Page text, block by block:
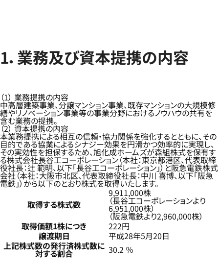
1．業務及び資本提携の内容
（1） 業務提携の内容
中高層建築事業、分譲マンション事業、既存マンションの大規模修
繕やリノベーション事業等の事業分野におけるノウハウの共有を
含む業務の提携。
（2） 資本提携の内容
本業務提携による相互の信頼・協力関係を強化するとともに、その
目的である協業によるシナジー効果を円滑かつ効率的に実現し、
その実効性を担保するため、旭化成ホームズが森組株式を保有す
る株式会社長谷工コーポレーション（本社：東京都港区、代表取締
役社長：辻 範明、以下「長谷工コーポレーション」）と阪急電鉄株式
会社（本社：大阪市北区、代表取締役社長：中川 喜博、以下「阪急
電鉄」）から以下のとおり株式を取得いたします。
取得する株式数
9,911,000株
（長谷工コーポレーションより
6,951,000株）
（阪急電鉄より2,960,000株）
取得価額1株につき
222円
譲渡期日
平成28年5月20日
上記株式数の発行済株式数に
対する割合 30.2 ％